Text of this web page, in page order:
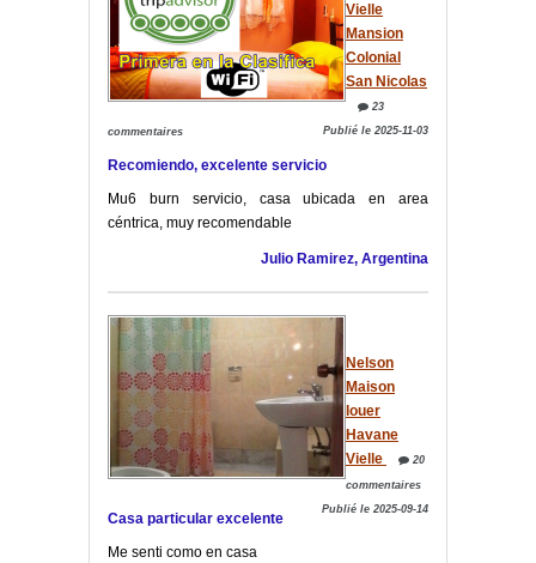
Vielle
Mansion
Colonial
San Nicolas
23
commentaires Publié le 2025-11-03
Recomiendo, excelente servicio
Mu6 burn servicio, casa ubicada en area
céntrica, muy recomendable
Julio Ramirez, Argentina
Nelson
Maison
louer
Havane
Vielle
20
commentaires
Publié le 2025-09-14
Casa particular excelente
Me senti como en casa